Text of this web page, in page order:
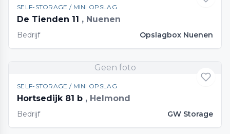
SELF-STORAGE / MINI OPSLAG
De Tienden 11 , Nuenen
Bedrijf Opslagbox Nuenen
Geen foto
SELF-STORAGE / MINI OPSLAG
Hortsedijk 81 b , Helmond
Bedrijf GW Storage